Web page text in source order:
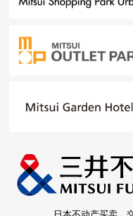
・研究房
■ 在找想要的家方面给
房源的详细、需讨论是